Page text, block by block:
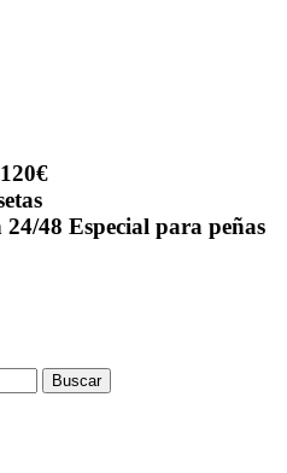
24/48 Especial para peñas
Buscar